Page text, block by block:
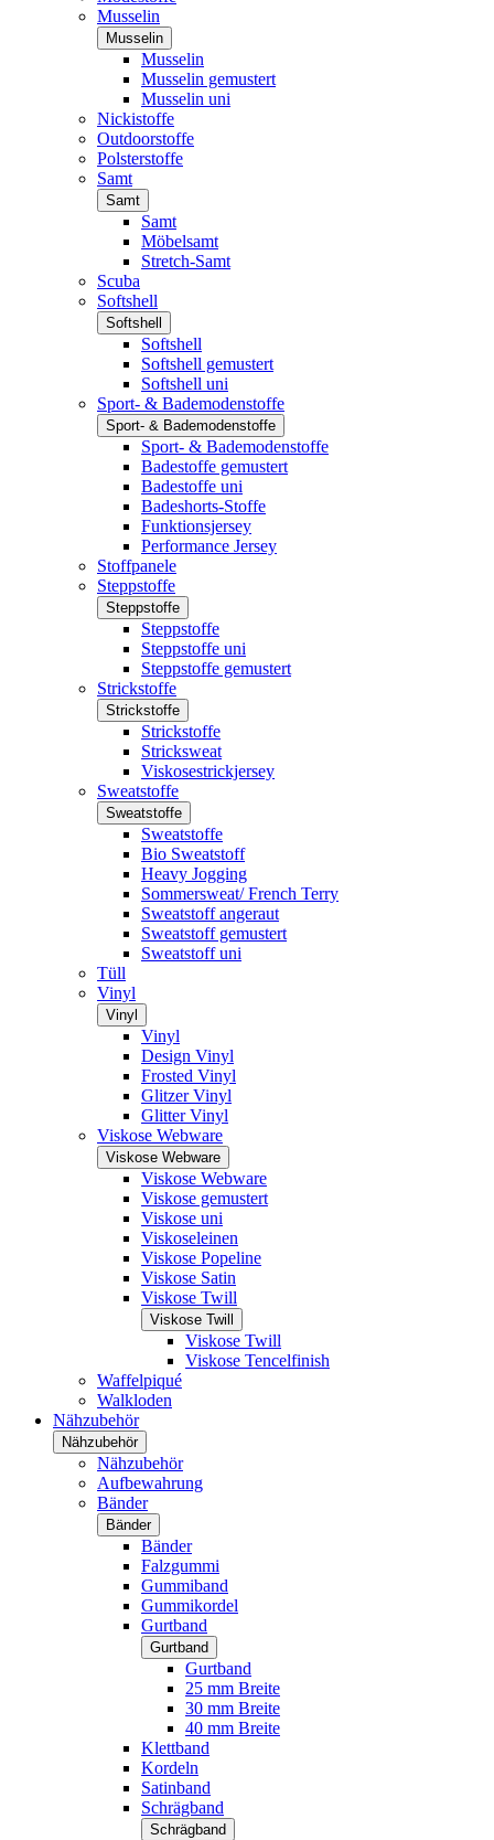
Musselin
Musselin
Musselin
Musselin gemustert
Musselin uni
Nickistoffe
Outdoorstoffe
Polsterstoffe
Samt
Samt
Samt
Möbelsamt
Stretch-Samt
Scuba
Softshell
Softshell
Softshell
Softshell gemustert
Softshell uni
Sport- & Bademodenstoffe
Sport- & Bademodenstoffe
Sport- & Bademodenstoffe
Badestoffe gemustert
Badestoffe uni
Badeshorts-Stoffe
Funktionsjersey
Performance Jersey
Stoffpanele
Steppstoffe
Steppstoffe
Steppstoffe
Steppstoffe uni
Steppstoffe gemustert
Strickstoffe
Strickstoffe
Strickstoffe
Stricksweat
Viskosestrickjersey
Sweatstoffe
Sweatstoffe
Sweatstoffe
Bio Sweatstoff
Heavy Jogging
Sommersweat/ French Terry
Sweatstoff angeraut
Sweatstoff gemustert
Sweatstoff uni
Tüll
Vinyl
Vinyl
Vinyl
Design Vinyl
Frosted Vinyl
Glitzer Vinyl
Glitter Vinyl
Viskose Webware
Viskose Webware
Viskose Webware
Viskose gemustert
Viskose uni
Viskoseleinen
Viskose Popeline
Viskose Satin
Viskose Twill
Viskose Twill
Viskose Twill
Viskose Tencelfinish
Waffelpiqué
Walkloden
Nähzubehör
Nähzubehör
Nähzubehör
Aufbewahrung
Bänder
Bänder
Bänder
Falzgummi
Gummiband
Gummikordel
Gurtband
Gurtband
Gurtband
25 mm Breite
30 mm Breite
40 mm Breite
Klettband
Kordeln
Satinband
Schrägband
Schrägband